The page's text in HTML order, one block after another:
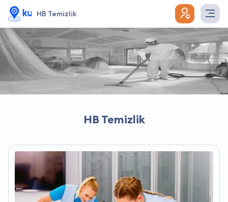
HB Temizlik
HB Temizlik